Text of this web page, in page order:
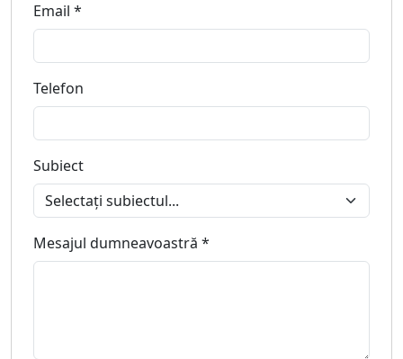
Email *
Telefon
Subiect
Mesajul dumneavoastră *